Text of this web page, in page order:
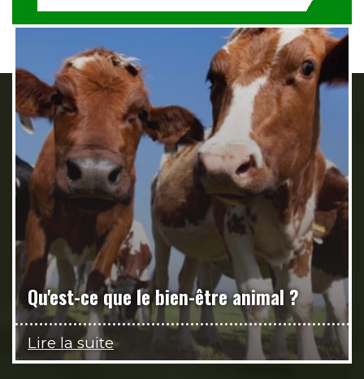
Qu'est-ce que le bien-être animal ?
Lire la suite